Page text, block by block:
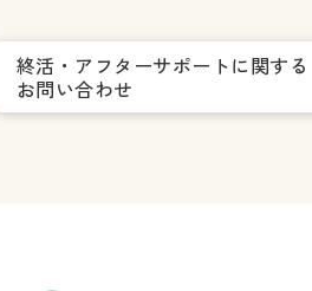
終活・アフターサポートに関する
お問い合わせ